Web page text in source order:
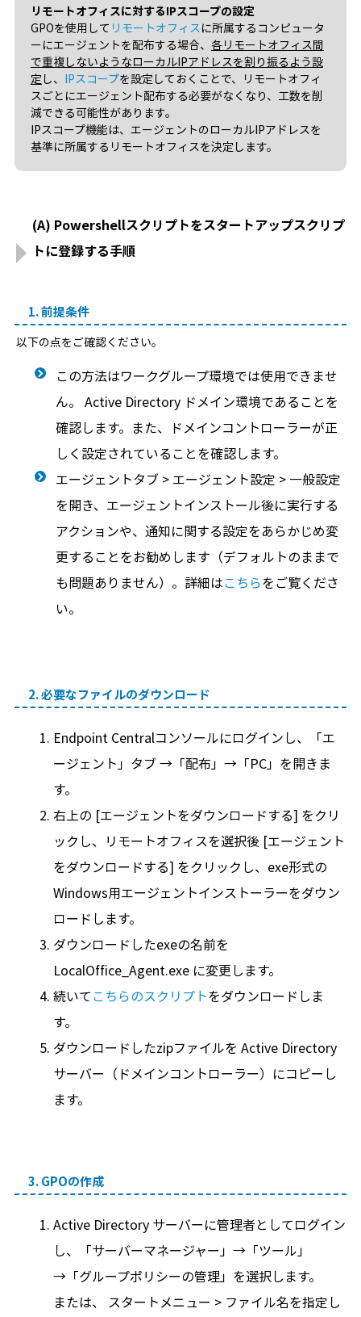
リモートオフィスに対するIPスコープの設定
GPOを使用して リモートオフィスに所属するコンピュータ
ーにエージェントを配布する場合、 各リモートオフィス間
で重複しないようなローカルIPアドレスを割り振るよう設
定 し、 IPスコープを設定しておくことで、リモートオフィ
スごとにエージェント配布する必要がなくなり、工数を削
減できる可能性があります。
IPスコープ機能は、エージェントのローカルIPアドレスを
基準に所属するリモートオフィスを決定します。
(A) Powershellスクリプトをスタートアップスクリプ
トに登録する手順
1. 前提条件
以下の点をご確認ください。
この方法はワークグループ環境では使用できませ
ん。 Active Directory ドメイン環境であることを
確認します。また、ドメインコントローラーが正
しく設定されていることを確認します。
エージェントタブ > エージェント設定 > 一般設定
を開き、エージェントインストール後に実行する
アクションや、通知に関する設定をあらかじめ変
更することをお勧めします（デフォルトのままで
も問題ありません）。詳細はこちらをご覧くださ
い。
2. 必要なファイルのダウンロード
Endpoint Centralコンソールにログインし、「エ
ージェント」タブ →「配布」→「PC」を開きま
す。
右上の [エージェントをダウンロードする] をクリ
ックし、リモートオフィスを選択後 [エージェント
をダウンロードする] をクリックし、exe形式の
Windows用エージェントインストーラーをダウン
ロードします。
ダウンロードしたexeの名前を
LocalOffice_Agent.exe に変更します。
続いて こちらのスクリプトをダウンロードしま
す。
ダウンロードしたzipファイルを Active Directory
サーバー（ドメインコントローラー）にコピーし
ます。
3. GPOの作成
Active Directory サーバーに管理者としてログイン
し、「サーバーマネージャー」→「ツール」
→「グループポリシーの管理」を選択します。
または、 スタートメニュー > ファイル名を指定し